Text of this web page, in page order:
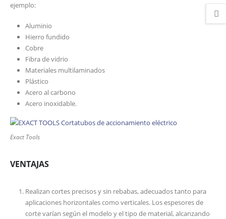
ejemplo:
Aluminio
Hierro fundido
Cobre
Fibra de vidrio
Materiales multilaminados
Plástico
Acero al carbono
Acero inoxidable.
Exact Tools
VENTAJAS
Realizan cortes precisos y sin rebabas, adecuados tanto para
aplicaciones horizontales como verticales. Los espesores de
corte varían según el modelo y el tipo de material, alcanzando